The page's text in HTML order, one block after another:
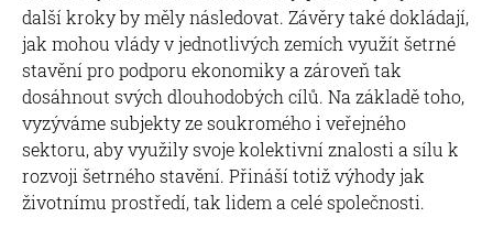
další kroky by měly následovat. Závěry také dokládají,
jak mohou vlády v jednotlivých zemích využít šetrné
stavění pro podporu ekonomiky a zároveň tak
dosáhnout svých dlouhodobých cílů. Na základě toho,
vyzýváme subjekty ze soukromého i veřejného
sektoru, aby využily svoje kolektivní znalosti a sílu k
rozvoji šetrného stavění. Přináší totiž výhody jak
životnímu prostředí, tak lidem a celé společnosti.